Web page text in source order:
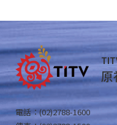
原
電話：(02)2788-1600